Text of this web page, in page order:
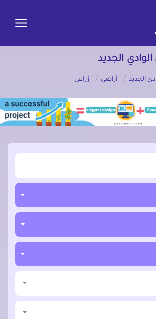
الجديد
الجديد / أراضي / زراعي
حي